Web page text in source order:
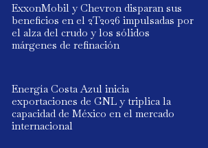
ExxonMobil y Chevron disparan sus
beneficios en el 2T2026 impulsadas por
el alza del crudo y los sólidos
márgenes de refinación
Energía Costa Azul inicia
exportaciones de GNL y triplica la
capacidad de México en el mercado
internacional